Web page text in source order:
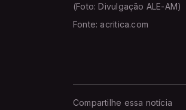
(Foto: Divulgação ALE-AM)
Fonte: acritica.com
Compartilhe essa notícia